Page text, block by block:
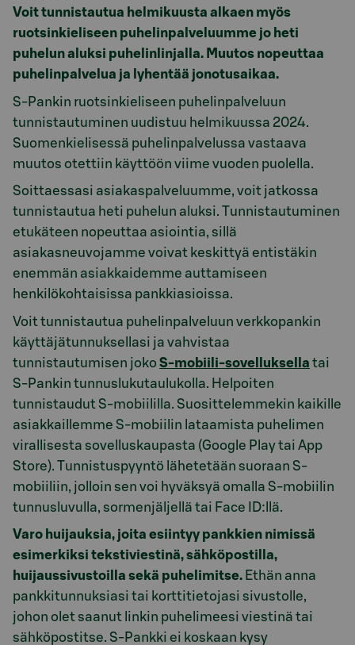
Voit tunnistautua helmikuusta alkaen myös
ruotsinkieliseen puhelinpalveluumme jo heti
puhelun aluksi puhelinlinjalla. Muutos nopeuttaa
puhelinpalvelua ja lyhentää jonotusaikaa.
S-Pankin ruotsinkieliseen puhelinpalveluun
tunnistautuminen uudistuu helmikuussa 2024.
Suomenkielisessä puhelinpalvelussa vastaava
muutos otettiin käyttöön viime vuoden puolella.
Soittaessasi asiakaspalveluumme, voit jatkossa
tunnistautua heti puhelun aluksi. Tunnistautuminen
etukäteen nopeuttaa asiointia, sillä
asiakasneuvojamme voivat keskittyä entistäkin
enemmän asiakkaidemme auttamiseen
henkilökohtaisissa pankkiasioissa.
Voit tunnistautua puhelinpalveluun verkkopankin
käyttäjätunnuksellasi ja vahvistaa
tunnistautumisen joko S-mobiili-sovelluksella tai
S-Pankin tunnuslukutaulukolla. Helpoiten
tunnistaudut S-mobiililla. Suosittelemmekin kaikille
asiakkaillemme S-mobiilin lataamista puhelimen
virallisesta sovelluskaupasta (Google Play tai App
Store). Tunnistuspyyntö lähetetään suoraan S-
mobiiliin, jolloin sen voi hyväksyä omalla S-mobiilin
tunnusluvulla, sormenjäljellä tai Face ID:llä.
Varo huijauksia, joita esiintyy pankkien nimissä
esimerkiksi tekstiviestinä, sähköpostilla,
huijaussivustoilla sekä puhelimitse. Ethän anna
pankkitunnuksiasi tai korttitietojasi sivustolle,
johon olet saanut linkin puhelimeesi viestinä tai
sähköpostitse. S-Pankki ei koskaan kysy